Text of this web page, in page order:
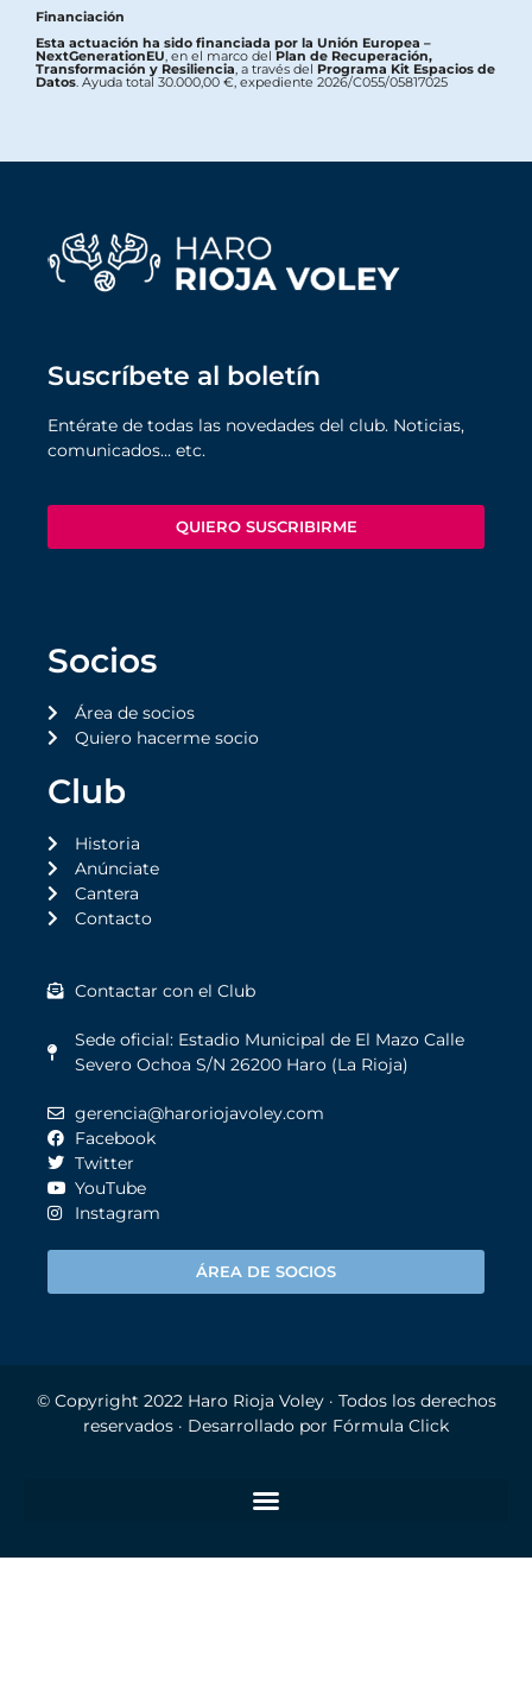
Financiación
Esta actuación ha sido financiada por la Unión Europea –
NextGenerationEU, en el marco del Plan de Recuperación,
Transformación y Resiliencia, a través del Programa Kit Espacios de
Datos. Ayuda total 30.000,00 €, expediente 2026/C055/05817025
Suscríbete al boletín
Entérate de todas las novedades del club. Noticias,
comunicados… etc.
QUIERO SUSCRIBIRME
Socios
Área de socios
Quiero hacerme socio
Club
Historia
Anúnciate
Cantera
Contacto
Contactar con el Club
Sede oficial: Estadio Municipal de El Mazo Calle
Severo Ochoa S/N 26200 Haro (La Rioja)
gerencia@haroriojavoley.com
Facebook
Twitter
YouTube
Instagram
ÁREA DE SOCIOS
© Copyright 2022 Haro Rioja Voley· Todos los derechos
reservados · Desarrollado por Fórmula Click